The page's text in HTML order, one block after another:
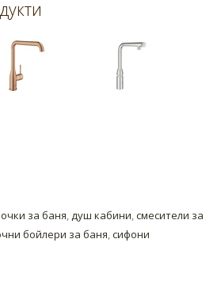
за баня,душ кабини,смесители за
бойлери за баня,сифони